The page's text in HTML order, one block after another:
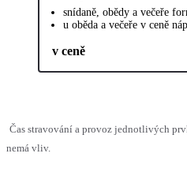
snídaně, obědy a večeře
u oběda a večeře v ceně
v ceně
Čas stravování a provoz jednotlivých
nemá vliv.